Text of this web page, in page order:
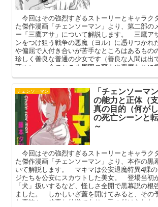
今回はその強烈すぎるストーリーとキャラク
た傑作漫画「チェンソーマン」より、第二部の
ー「三鷹アサ」について解説します。 三鷹ア
ンをつけ狙う戦争の悪魔（ヨル）に憑りつか
や偏屈で人付き合いが苦手なところはあるもの
珍しく善良な普通の少女です（善良な人間は出
死ぬ）。 今のところ周囲の変人や悪魔たちに
チェンソーマン 「チェンソーマ
の能力と正体（
真の目的（何が
の死亡シーンと
～
今回はその強烈すぎるストーリーとキャラク
た傑作漫画「チェンソーマン」より、本作の黒
いて解説します。 マキマは公安退魔特異4課
ジたちを公安にスカウトした美女。 登場当初
「犬」扱いするなど、怪しさ全開で黒幕説の根
ました。 しかしいざ蓋を開けてみると、その
た悪辣かつ凶悪な外道であり、手の付けられ